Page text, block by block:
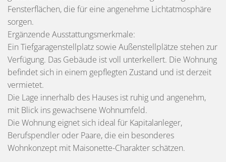
Fensterflächen, die für eine angenehme Lichtatmosphäre
sorgen.
Ergänzende Ausstattungsmerkmale:
Ein Tiefgaragenstellplatz sowie Außenstellplätze stehen zur
Verfügung. Das Gebäude ist voll unterkellert. Die Wohnung
befindet sich in einem gepflegten Zustand und ist derzeit
vermietet.
Die Lage innerhalb des Hauses ist ruhig und angenehm,
mit Blick ins gewachsene Wohnumfeld.
Die Wohnung eignet sich ideal für Kapitalanleger,
Berufspendler oder Paare, die ein besonderes
Wohnkonzept mit Maisonette-Charakter schätzen.